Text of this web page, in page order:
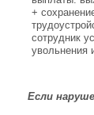
+
сотрудник
увольнения
Если